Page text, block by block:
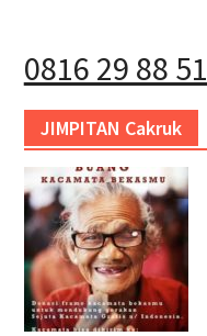
0816 29 88 51
JIMPITAN Cakruk